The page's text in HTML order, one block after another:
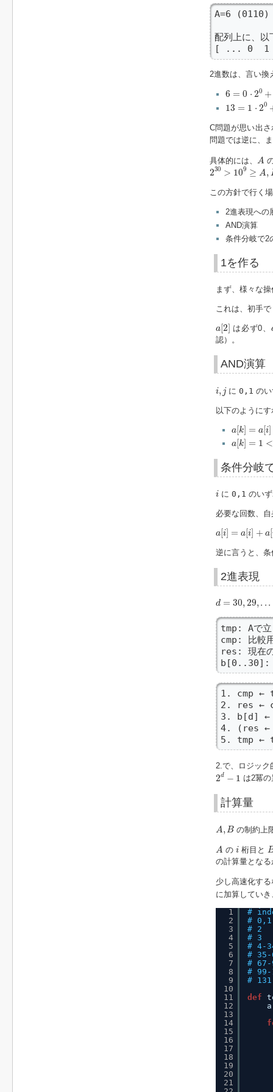
A=6
配列上に、以
[ ... 0
2進数は、言い換
6 = 0 ⋅ 20 +
6 2 +1
13 = 1 ⋅ 20
13 +0
C問題が思い出
問題では逆に、
具体的には、 A
A
230 > 109 ≥ A ,
230>109≥A ,B
この方針で行く
2進表現への
AND演算
条件分岐で2
1を作る
まず、様々な
これは、初手で
a[ 2
[2] は必ず0、
認）。
AND演算
i, j
, に0,1 の
以下のように
a[k] = a[i]
[k] +a
a[k] = 1 <
[k] < a [
条件分岐
iに 0,1 のい
必要な回数、
a[i] = a[i] + a[
[i]= +a ]
逆に言うと、
2進表現
d = 30,29,. . .
d= 30,29,...
tmp: Aで立
cmp: 比較
res: 現在
b[0..30]: 2
1. cmp ←
2. res ←
3. b[d] ←
4. (res ←
5. tmp ←
2.で、ロジッ
2d − 1
2d− 1
は2冪
計算量
A , B
A, B の制約上
A
A の i桁目と B
の計算量とな
少し高速化す
に加算してい
1
2
3
4
5
6
7
8
9
10
11
12
13
14
15
16
17
18
19
20
21
#
#
# 2
# 3
# 4-
#
#
#
#
def